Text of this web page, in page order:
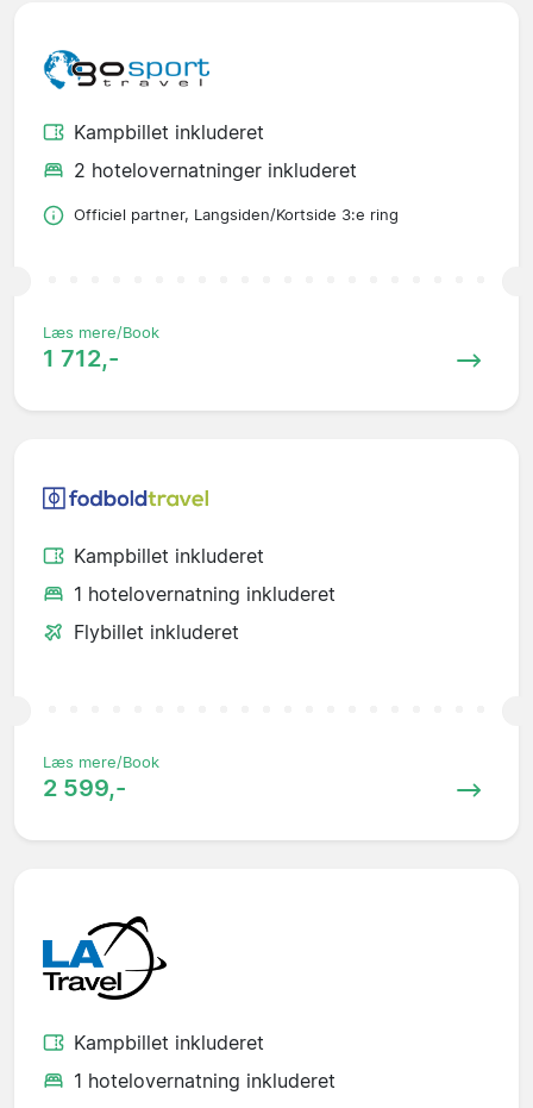
Kampbillet inkluderet
2 hotelovernatninger inkluderet
Officiel partner, Langsiden/Kortside 3:e ring
Læs mere/Book
1 712,-
Kampbillet inkluderet
1 hotelovernatning inkluderet
Flybillet inkluderet
Læs mere/Book
2 599,-
Kampbillet inkluderet
1 hotelovernatning inkluderet